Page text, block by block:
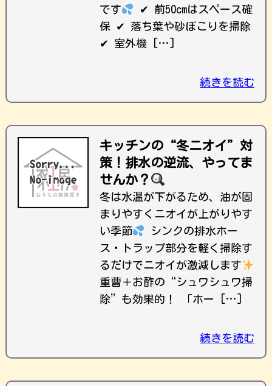
です
✔ 前50cmはスペース確
保 ✔ 落ち葉や砂ぼこりを掃除
✔ 室外機 […]
続きを読む
キッチンの“冬ニオイ”対
策！排水の逆流、やってま
せんか？
冬は水温が下がるため、油が固
まりやすくニオイが上がりやす
い季節
シンクの排水ホー
ス・トラップ部分を軽く掃除す
るだけでニオイが激減します
重曹＋お酢の“シュワシュワ掃
除”も効果的！ 「ホー […]
続きを読む